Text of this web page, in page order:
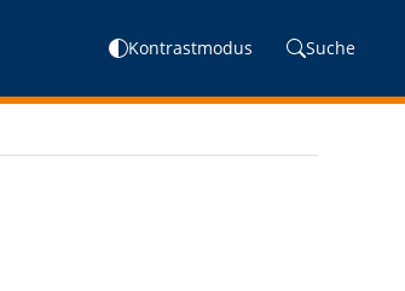
Kontrastmodus Suche